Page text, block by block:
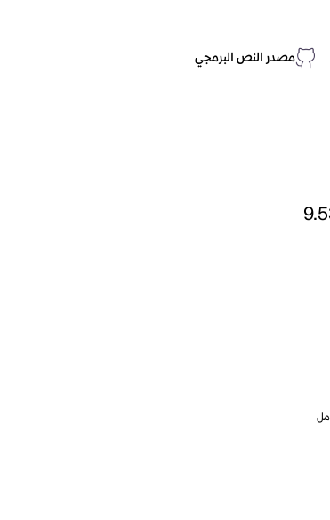
مصدر النص البرمجي